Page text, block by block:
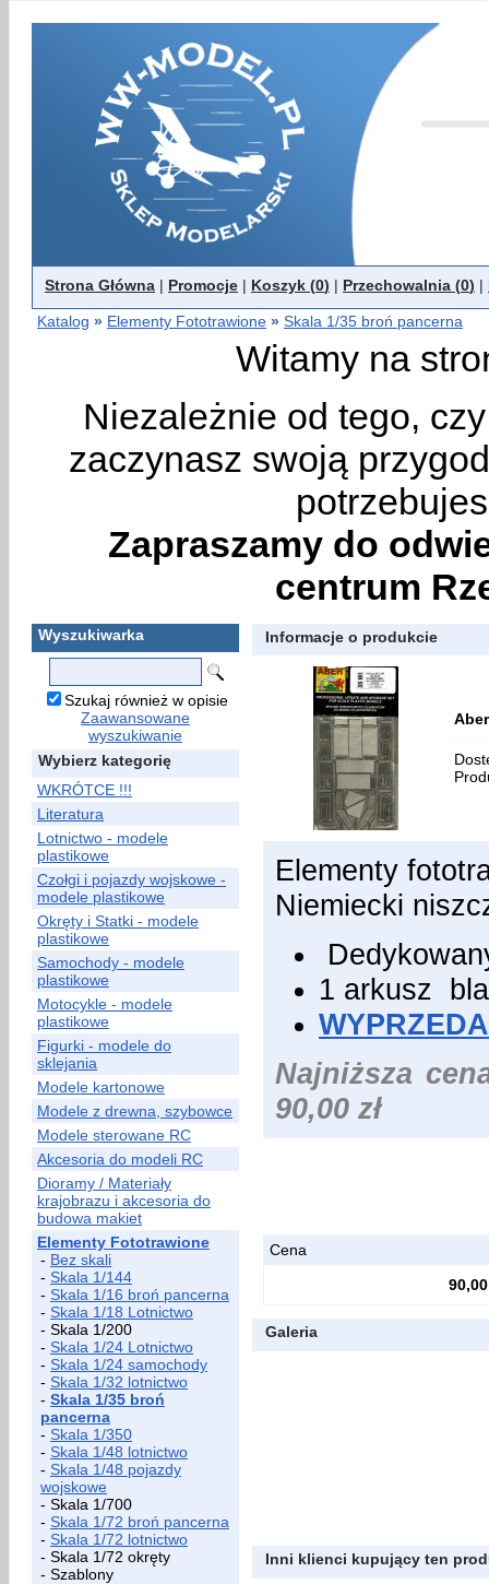
Strona Główna | Promocje | Koszyk (0) | Przechowalnia (0) |
Katalog » Elementy Fototrawione » Skala 1/35 broń pancerna
Witamy na
Niezależnie od tego,
zaczynasz swoją
Zapraszamy do
centrum
Wyszukiwarka
Szukaj również w opisie
Zaawansowane
wyszukiwanie
Wybierz kategorię
WKRÓTCE !!!
Literatura
Lotnictwo - modele
plastikowe
Czołgi i pojazdy wojskowe -
modele plastikowe
Okręty i Statki - modele
plastikowe
Samochody - modele
plastikowe
Motocykle - modele
plastikowe
Figurki - modele do
sklejania
Modele kartonowe
Modele z drewna, szybowce
Modele sterowane RC
Akcesoria do modeli RC
Dioramy / Materiały
krajobrazu i akcesoria do
budowa makiet
Elementy Fototrawione
- Bez skali
- Skala 1/144
- Skala 1/16 broń pancerna
- Skala 1/18 Lotnictwo
- Skala 1/200
- Skala 1/24 Lotnictwo
- Skala 1/24 samochody
- Skala 1/32 lotnictwo
- Skala 1/35 broń
pancerna
- Skala 1/350
- Skala 1/48 lotnictwo
- Skala 1/48 pojazdy
wojskowe
- Skala 1/700
- Skala 1/72 broń pancerna
- Skala 1/72 lotnictwo
- Skala 1/72 okręty
- Szablony
Informacje o produkcie
Elementy
Niemiecki
1 arkusz
Najniższa
90,00 zł
Cena
90,00
Galeria
Inni klienci kupujący ten